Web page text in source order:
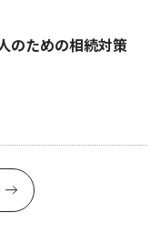
のための相続対策